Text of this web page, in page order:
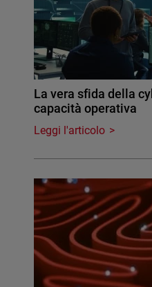
La vera sfida della
capacità operativa
Leggi l'articolo